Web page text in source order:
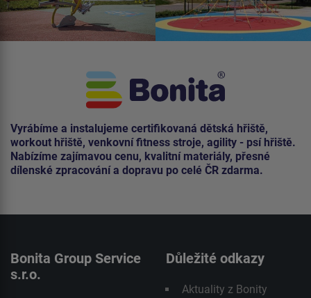
Vyrábíme a instalujeme certifikovaná dětská hřiště,
workout hřiště, venkovní fitness stroje, agility - psí hřiště.
Nabízíme zajímavou cenu, kvalitní materiály, přesné
dílenské zpracování a dopravu po celé ČR zdarma.
Bonita Group Service
s.r.o.
Důležité odkazy
Aktuality z Bonity